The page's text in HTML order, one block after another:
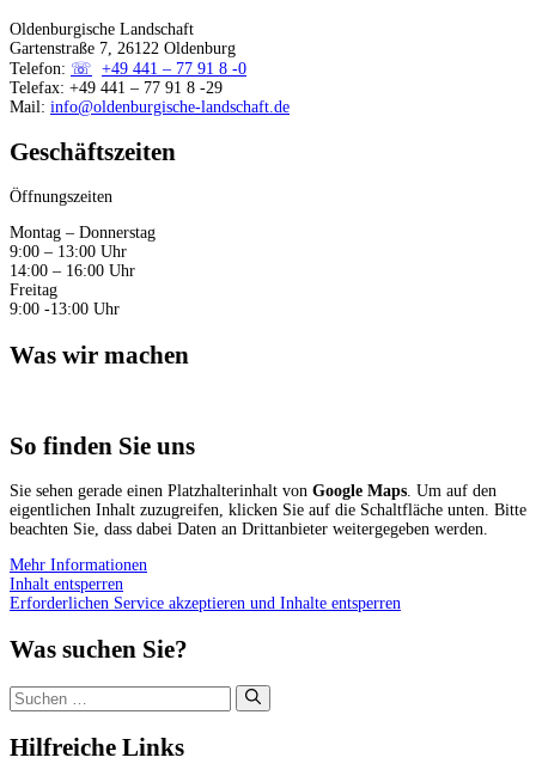
Oldenburgische Landschaft
Gartenstraße 7, 26122 Oldenburg
Telefon:
+49 441 – 77 91 8 -0
Telefax: +49 441 – 77 91 8 -29
Mail: info@oldenburgische-landschaft.de
Geschäftszeiten
Öffnungszeiten
Montag – Donnerstag
9:00 – 13:00 Uhr
14:00 – 16:00 Uhr
Freitag
9:00 -13:00 Uhr
Was wir machen
So finden Sie uns
Sie sehen gerade einen Platzhalterinhalt von Google Maps. Um auf den
eigentlichen Inhalt zuzugreifen, klicken Sie auf die Schaltfläche unten. Bitte
beachten Sie, dass dabei Daten an Drittanbieter weitergegeben werden.
Mehr Informationen
Inhalt entsperren
Erforderlichen Service akzeptieren und Inhalte entsperren
Was suchen Sie?
Suchen
nach:
Hilfreiche Links